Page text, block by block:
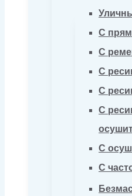
С
С
С
С
С
С
С